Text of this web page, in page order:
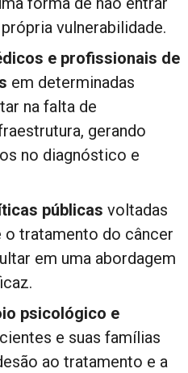
vulnerabilidade.
e profissionais de
em determinadas
na falta de
gerando
no diagnóstico e
públicas voltadas
o tratamento do câncer
em uma abordagem
psicológico e
e suas famílias
ao tratamento e a